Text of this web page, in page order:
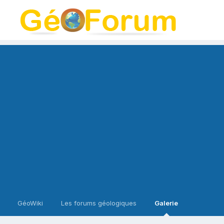
GéoWiki Les forums géologiques Galerie